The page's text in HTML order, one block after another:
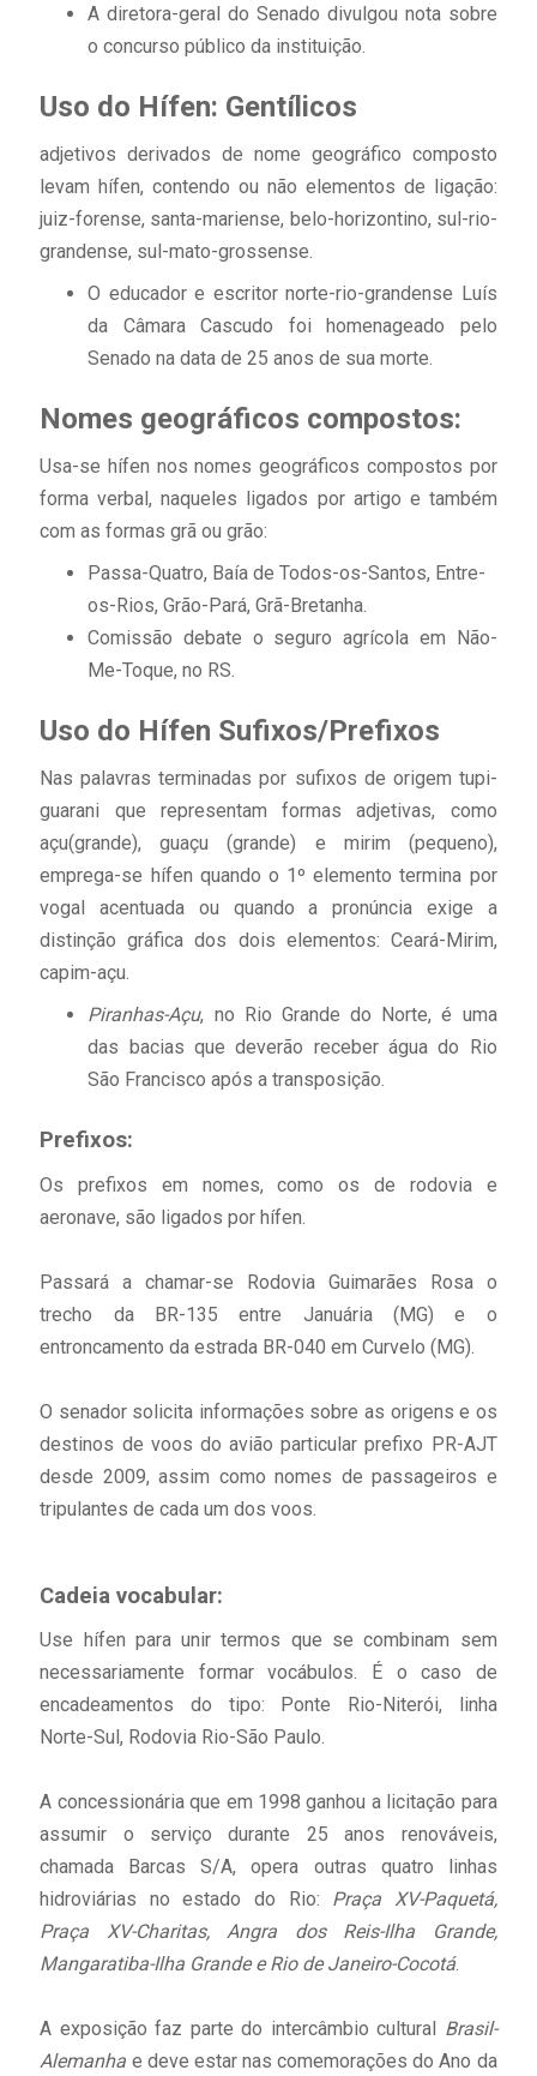
A diretora-geral do Senado divulgou nota sobre
o concurso público da instituição.
Uso do Hífen: Gentílicos
adjetivos derivados de nome geográfico composto
levam hífen, contendo ou não elementos de ligação:
juiz-forense, santa-mariense, belo-horizontino, sul-rio-
grandense, sul-mato-grossense.
O educador e escritor norte-rio-grandense Luís
da Câmara Cascudo foi homenageado pelo
Senado na data de 25 anos de sua morte.
Nomes geográficos compostos:
Usa-se hífen nos nomes geográficos compostos por
forma verbal, naqueles ligados por artigo e também
com as formas grã ou grão:
Passa-Quatro, Baía de Todos-os-Santos, Entre-
os-Rios, Grão-Pará, Grã-Bretanha.
Comissão debate o seguro agrícola em Não-
Me-Toque, no RS.
Uso do Hífen Sufixos/Prefixos
Nas palavras terminadas por sufixos de origem tupi-
guarani que representam formas adjetivas, como
açu(grande), guaçu (grande) e mirim (pequeno),
emprega-se hífen quando o 1º elemento termina por
vogal acentuada ou quando a pronúncia exige a
distinção gráfica dos dois elementos: Ceará-Mirim,
capim-açu.
Piranhas-Açu, no Rio Grande do Norte, é uma
das bacias que deverão receber água do Rio
São Francisco após a transposição.
Prefixos:
Os prefixos em nomes, como os de rodovia e
aeronave, são ligados por hífen.
Passará a chamar-se Rodovia Guimarães Rosa o
trecho da BR-135 entre Januária (MG) e o
entroncamento da estrada BR-040 em Curvelo (MG).
O senador solicita informações sobre as origens e os
destinos de voos do avião particular prefixo PR-AJT
desde 2009, assim como nomes de passageiros e
tripulantes de cada um dos voos.
Cadeia vocabular:
Use hífen para unir termos que se combinam sem
necessariamente formar vocábulos. É o caso de
encadeamentos do tipo: Ponte Rio-Niterói, linha
Norte-Sul, Rodovia Rio-São Paulo.
A concessionária que em 1998 ganhou a licitação para
assumir o serviço durante 25 anos renováveis,
chamada Barcas S/A, opera outras quatro linhas
hidroviárias no estado do Rio: Praça XV-Paquetá,
Praça XV-Charitas, Angra dos Reis-Ilha Grande,
Mangaratiba-Ilha Grande e Rio de Janeiro-Cocotá.
A exposição faz parte do intercâmbio cultural Brasil-
Alemanha e deve estar nas comemorações do Ano da